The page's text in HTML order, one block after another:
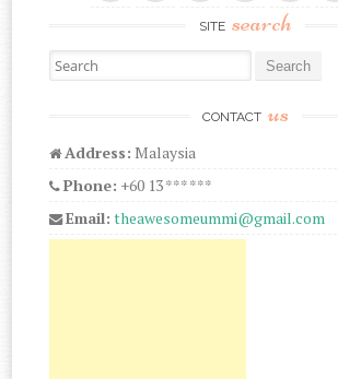
SITE search
Search for:
CONTACT us
Address: Malaysia
Phone: +60 13 *** ***
Email: theawesomeummi@gmail.com